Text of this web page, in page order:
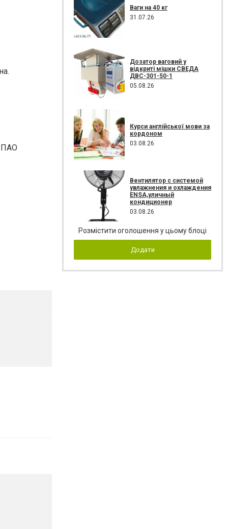
ПАО
Ваги на 40 кг
31.07.26
Дозатор ваговий у
відкриті мішки СВЕДА
ДВС-301-50-1
05.08.26
Курси англійської мови за
кордоном
03.08.26
Вентилятор с системой
увлажнения и охлаждения
ENSA,уличный
кондиционер
03.08.26
Розмістити оголошення у цьому блоці
Додати